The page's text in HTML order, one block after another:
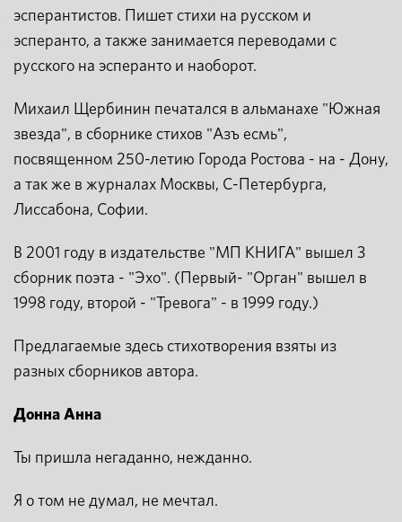
эсперантистов. Пишет стихи на русском и
эсперанто, а также занимается переводами с
русского на эсперанто и наоборот.
Михаил Щербинин печатался в альманахе "Южная
звезда", в сборнике стихов "Азъ есмь",
посвященном 250-летию Города Ростова - на - Дону,
а так же в журналах Москвы, С-Петербурга,
Лиссабона, Софии.
В 2001 году в издательстве "МП КНИГА" вышел 3
сборник поэта - "Эхо". (Первый- "Орган" вышел в
1998 году, второй - "Тревога" - в 1999 году.)
Предлагаемые здесь стихотворения взяты из
разных сборников автора.
Донна Анна
Ты пришла негаданно, нежданно.
Я о том не думал, не мечтал.